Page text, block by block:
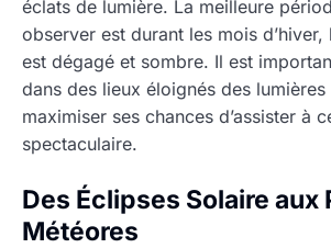
éclats de lumière. La meilleure
observer est durant les mois
est dégagé et sombre. Il est
dans des lieux éloignés des
maximiser ses chances d’assister à
spectaculaire.
Des Éclipses Solaire aux
Météores